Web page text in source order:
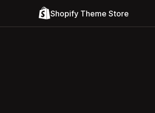
Shopify Theme Store